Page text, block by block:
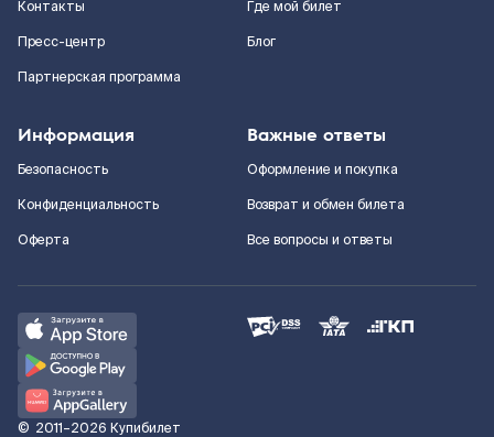
Контакты
Пресс-центр
Партнерская программа
Где мой билет
Блог
Информация
Безопасность
Конфиденциальность
Оферта
Важные ответы
Оформление и покупка
Возврат и обмен билета
Все вопросы и ответы
© 2011–2026 Купибилет